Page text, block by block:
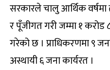
सरकारले चालु आर्थिक
र पूँजीगत गरी जम्मा १
गरेको छ । प्राधिकरणमा ९
अस्थायी ६ जना कार्यरत ।